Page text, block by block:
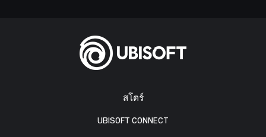
สโตร์
UBISOFT CONNECT